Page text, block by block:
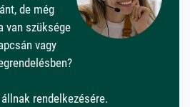
de még
van szüksége
vagy
rendelkezésére.